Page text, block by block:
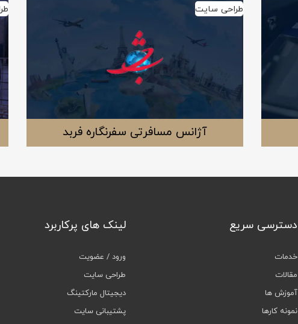
آژانس مسافرتی سفرنگاره فربد
طراحی سایت
دسترسی سریع
خدمات
مقالات
آموزش ها
نمونه کارها
لینک های پرکاربرد
ورود / عضویت
طراحی سایت
دیجیتال مارکتینگ
پشتیبانی سایت